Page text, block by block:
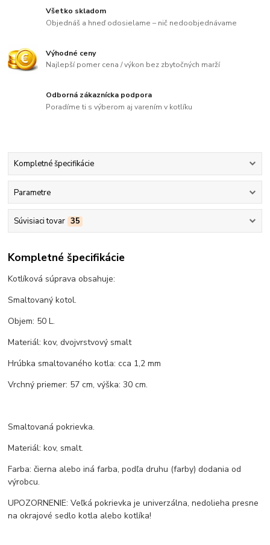
Všetko skladom
Objednáš a hneď odosielame – nič nedoobjednávame
Výhodné ceny
Najlepší pomer cena / výkon bez zbytočných marží
Odborná zákaznícka podpora
Poradíme ti s výberom aj varením v kotlíku
Kompletné špecifikácie
Parametre
Súvisiaci tovar 35
Kompletné špecifikácie
Kotlíková súprava obsahuje:
Smaltovaný kotol.
Objem: 50 L.
Materiál: kov, dvojvrstvový smalt
Hrúbka smaltovaného kotla: cca 1,2 mm
Vrchný priemer: 57 cm, výška: 30 cm.
Smaltovaná pokrievka.
Materiál: kov, smalt.
Farba: čierna alebo iná farba, podľa druhu (farby) dodania od
výrobcu.
UPOZORNENIE: Veľká pokrievka je univerzálna, nedolieha presne
na okrajové sedlo kotla alebo kotlíka!